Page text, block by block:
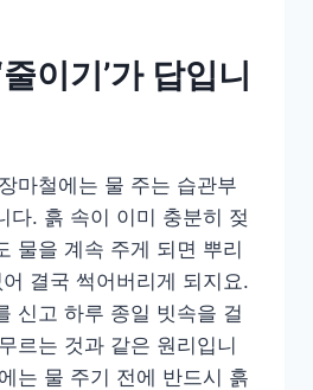
이기’가 답입니
마철에는 물 주는 습관부
다. 흙 속이 이미 충분히 젖
물을 계속 주게 되면 뿌리
결국 썩어버리게 되지요.
신고 하루 종일 빗속을 걸
르는 것과 같은 원리입니
는 물 주기 전에 반드시 흙